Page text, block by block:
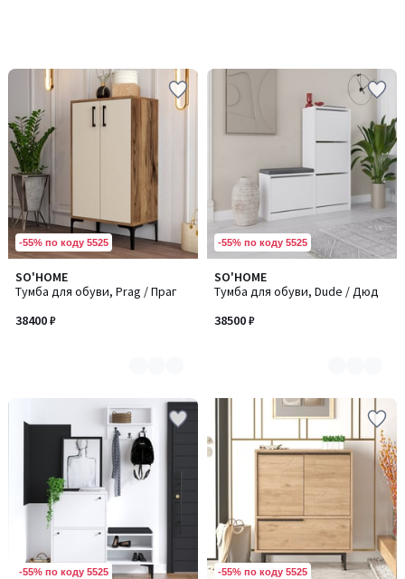
-55% по коду 5525
SO'HOME
Тумба для обуви, Prag / Праг
38400 ₽
Количество
цветов:
3
-55% по коду 5525
SO'HOME
Тумба для обуви, Dude / Дюд
38500 ₽
Количество
цветов:
3
-55% по коду 5525 -55% по коду 5525